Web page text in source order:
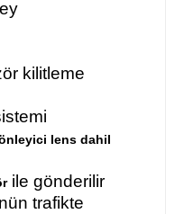
kilitleme
lens dahil
ile gönderilir
trafikte